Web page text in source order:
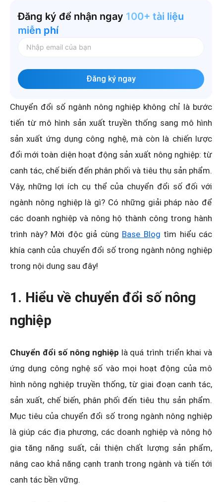
Đăng ký để nhận ngay 100+ tài liệu
miễn phí
Đăng ký ngay
Chuyển đổi số ngành nông nghiệp không chỉ là bước
tiến từ mô hình sản xuất truyền thống sang mô hình
sản xuất ứng dụng công nghệ, mà còn là chiến lược
đổi mới toàn diện hoạt động sản xuất nông nghiệp: từ
canh tác, chế biến đến phân phối và tiêu thụ sản phẩm.
Vậy, những lợi ích cụ thể của chuyển đổi số đối với
ngành nông nghiệp là gì? Có những giải pháp nào để
các doanh nghiệp và nông hộ thành công trong hành
trình này? Mời độc giả cùng Base Blog tìm hiểu các
khía cạnh của chuyển đổi số trong ngành nông nghiệp
trong nội dung sau đây!
1. Hiểu về chuyển đổi số nông
nghiệp
Chuyển đổi số nông nghiệp là quá trình triển khai và
ứng dụng công nghệ số vào mọi hoạt động của mô
hình nông nghiệp truyền thống, từ giai đoạn canh tác,
sản xuất, chế biến, phân phối đến tiêu thụ sản phẩm.
Mục tiêu của chuyển đổi số trong ngành nông nghiệp
là giúp các địa phương, các doanh nghiệp và nông hộ
gia tăng năng suất, cải thiện chất lượng sản phẩm,
nâng cao khả năng cạnh tranh trong ngành và tiến tới
canh tác bền vững.